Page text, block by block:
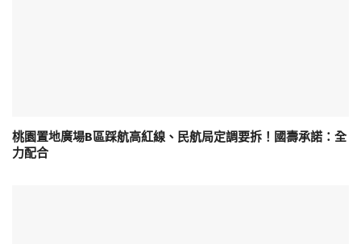
桃園置地廣場B區踩航高紅線、民航局定調要拆！國壽承諾：全
力配合